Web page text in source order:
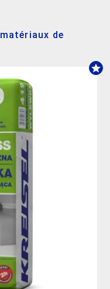
de